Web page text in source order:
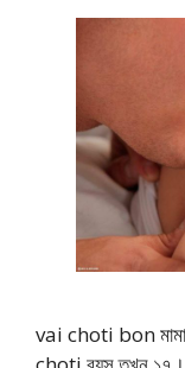
vai choti bon